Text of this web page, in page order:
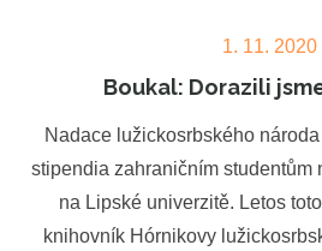
Posted
on
1. 11. 2020
Boukal: Dorazili
Nadace lužickosrbského
stipendia zahraničním studentům
na Lipské univerzitě. Letos
knihovník Hórnikovy